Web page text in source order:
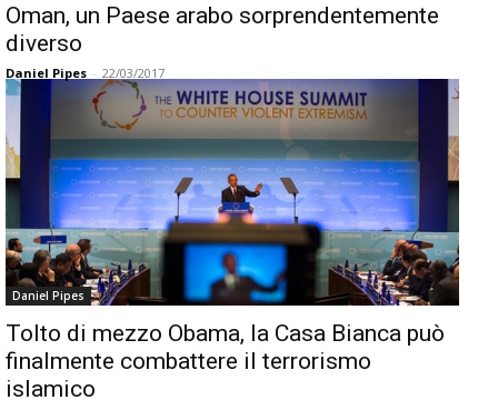
Oman, un Paese arabo sorprendentemente
diverso
Daniel Pipes - 22/03/2017
Daniel Pipes
Tolto di mezzo Obama, la Casa Bianca può
finalmente combattere il terrorismo
islamico